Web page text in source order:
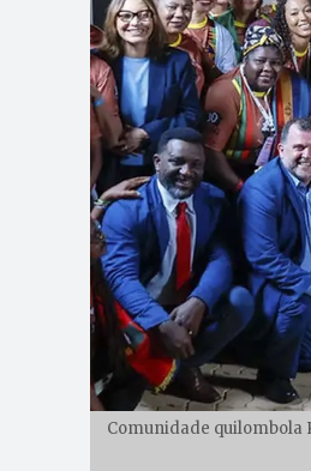
Comunidade quilombola